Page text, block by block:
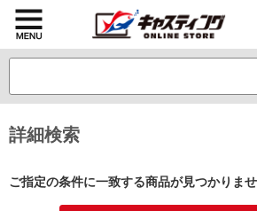
詳細検索
ご指定の条件に一致する商品が見つかりませ